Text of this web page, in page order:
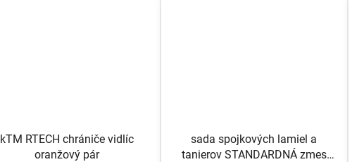
kTM RTECH chrániče vidlíc
oranžový pár
sada spojkových lamiel a
tanierov STANDARDNÁ zmes